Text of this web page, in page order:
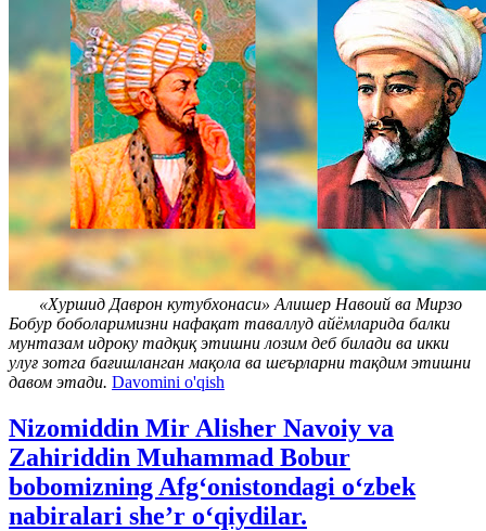
«Хуршид Даврон кутубхонаси» Алишер Навоий ва Мирзо
Бобур боболаримизни нафақат таваллуд айёмларида балки
мунтазам идроку тадқиқ этишни лозим деб билади ва икки
улуғ зотга бағишланган мақола ва шеърларни тақдим этишни
давом этади. Davomini o'qish
Nizomiddin Mir Alisher Navoiy va
Zahiriddin Muhammad Bobur
bobomizning Afg‘onistondagi o‘zbek
nabiralari she’r o‘qiydilar.